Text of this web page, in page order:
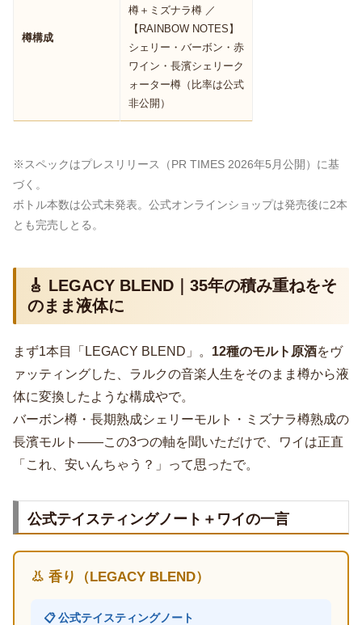
樽構成
樽＋ミズナラ樽 ／
【RAINBOW NOTES】
シェリー・バーボン・赤
ワイン・長濱シェリーク
ォーター樽（比率は公式
非公開）
※スペックはプレスリリース（PR TIMES 2026年5月公開）に基
づく。
ボトル本数は公式未発表。公式オンラインショップは発売後に2本
とも完売しとる。
🎸 LEGACY BLEND｜35年の積み重ねをそ
のまま液体に
まず1本目「LEGACY BLEND」。 12種のモルト原酒をヴ
ァッティングした、ラルクの音楽人生をそのまま樽から液
体に変換したような構成やで。
バーボン樽・長期熟成シェリーモルト・ミズナラ樽熟成の
長濱モルト――この3つの軸を聞いただけで、ワイは正直
「これ、安いんちゃう？」って思ったで。
公式テイスティングノート＋ワイの一言
👃 香り（LEGACY BLEND）
📋 公式テイスティングノート